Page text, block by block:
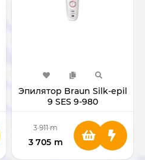
Эпилятор Braun Silk-epil
9 SES 9-980
3 911 m
3 705 m